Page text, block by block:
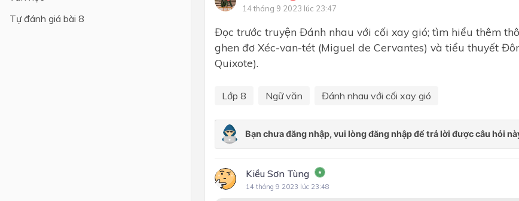
Lớp 4
thuyết
Bài 9: Nghị luận văn
Ôn tập học kì II
Bài 1: Những gương
yêu
Tự đánh giá bài 8
14 tháng 9 2023 lúc 23:47
Đọc trước truyện Đánh nhau với cối xay gió; tìm hiểu thêm
ghen đơ Xéc-van-tét (Miguel de Cervantes) và tiểu thuyết
Quixote).
Lớp 8 Ngữ văn Đánh nhau với cối xay gió
Kiều Sơn Tùng
14 tháng 9 2023 lúc 23:48